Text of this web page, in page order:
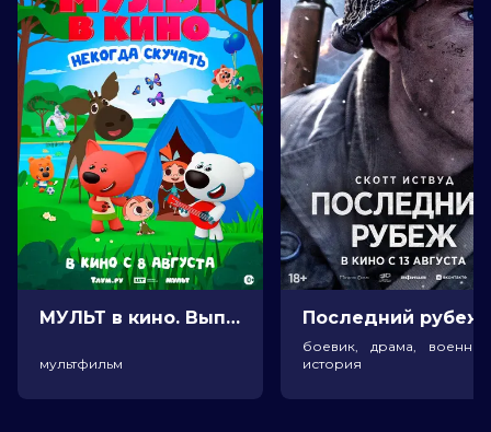
МУЛЬТ в кино. Выпуск №198. Некогда скучать (0+)
мультфильм
боевик, драма,
история